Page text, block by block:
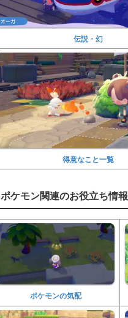
伝説・幻
得意なこと一覧
ポケモン関連のお役立ち情報
ポケモンの気配